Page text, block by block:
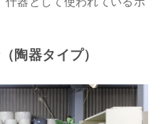
陶器タイプ）